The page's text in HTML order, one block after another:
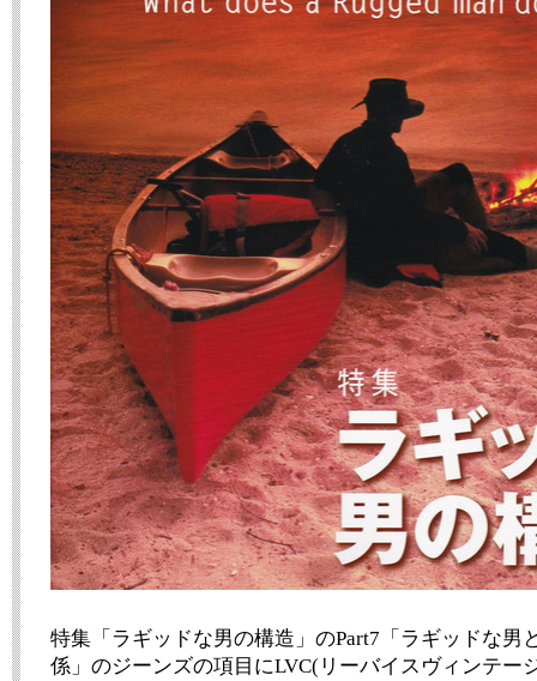
特集「ラギッドな男の構造」のPart7「ラギッドな男
係」のジーンズの項目にLVC(リーバイスヴィンテー